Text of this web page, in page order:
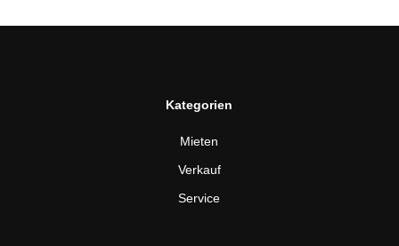
Kategorien
Mieten
Verkauf
Service